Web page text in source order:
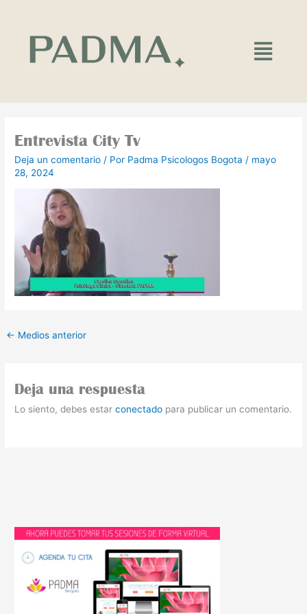
contenido
Main
Menu
Entrevista City Tv
Deja un comentario / Por Padma Psicologos Bogota / mayo
28, 2024
← Medios anterior
Deja una respuesta
Lo siento, debes estarconectado para publicar un comentario.